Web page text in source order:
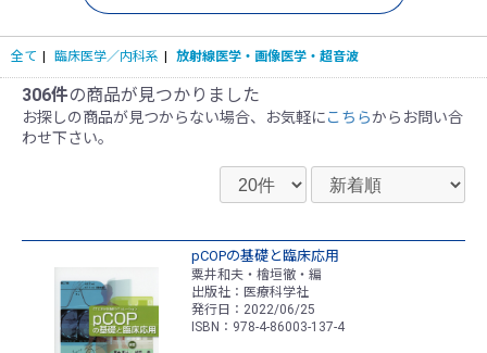
全て 臨床医学／内科系 放射線医学・画像医学・超音波
306件の商品が見つかりました
お探しの商品が見つからない場合、お気軽にこちらからお問い合
わせ下さい。
pCOPの基礎と臨床応用
粟井和夫・檜垣徹・編
出版社：医療科学社
発行日：2022/06/25
ISBN：978-4-86003-137-4